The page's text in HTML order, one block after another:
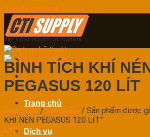
Skip to content
Trang chủ
Dịch vụ
BÌNH TÍCH KHÍ
PEGASUS 120 LÍT
Trang chủ / Sản phẩm / Sản phẩm được
KHÍ NÉN PEGASUS 120 LÍT”
Lọc